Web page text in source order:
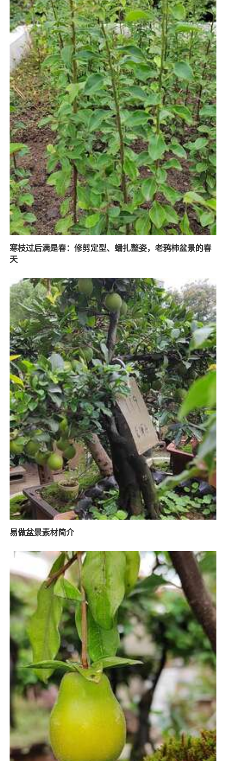
寒枝过后满是春：修剪定型、蟠扎整姿，老鸦柿盆景的春
天
易做盆景素材简介